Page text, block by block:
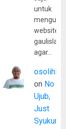
untuk
website
agar…
osolihin
on No
Ujub,
Just
Syukur